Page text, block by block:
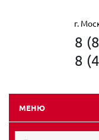
г.
8
8
МЕНЮ